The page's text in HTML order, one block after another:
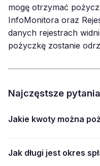
mogę otrzymać
InfoMonitora oraz
danych rejestrach
pożyczkę zostanie
Najczęstsze
Jakie kwoty można
Jak długi jest okres